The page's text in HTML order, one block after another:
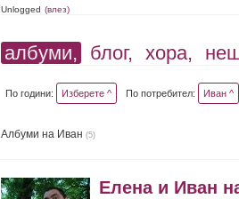
Unlogged (влез)
албуми, блог, хора,
По години: Изберете ^ По потребител: Иван ^
Албуми на Иван(5)
Елена и Иван